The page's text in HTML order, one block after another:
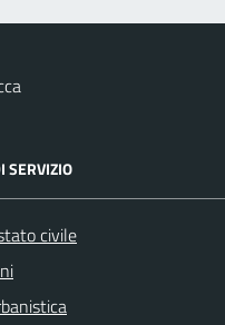
SERVIZIO
civile